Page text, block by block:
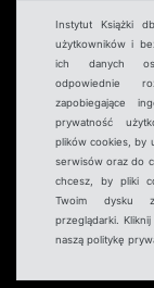
Instytut Książki
użytkowników i
ich danych
odpowiednie
zapobiegające
prywatność
plików cookies, by
serwisów oraz do
chcesz, by pliki
Twoim dysku
przeglądarki.
naszą politykę